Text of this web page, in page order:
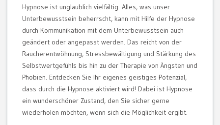
Hypnose ist unglaublich vielfältig. Alles, was unser
Unterbewusstsein beherrscht, kann mit Hilfe der Hypnose
durch Kommunikation mit dem Unterbewusstsein auch
geändert oder angepasst werden. Das reicht von der
Raucherentwöhnung, Stressbewältigung und Stärkung des
Selbstwertgefühls bis hin zu der Therapie von Ängsten und
Phobien. Entdecken Sie Ihr eigenes geistiges Potenzial,
dass durch die Hypnose aktiviert wird! Dabei ist Hypnose
ein wunderschöner Zustand, den Sie sicher gerne
wiederholen möchten, wenn sich die Möglichkeit ergibt.